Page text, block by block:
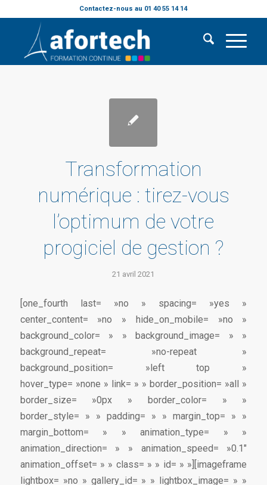
Contactez-nous au 01 40 55 14 14
Transformation
numérique : tirez-vous
l’optimum de votre
progiciel de gestion ?
21 avril 2021
[one_fourth last= »no » spacing= »yes »
center_content= »no » hide_on_mobile= »no »
background_color= » » background_image= » »
background_repeat= »no-repeat »
background_position= »left top »
hover_type= »none » link= » » border_position= »all »
border_size= »0px » border_color= » »
border_style= » » padding= » » margin_top= » »
margin_bottom= » » animation_type= » »
animation_direction= » » animation_speed= »0.1″
animation_offset= » » class= » » id= » »][imageframe
lightbox= »no » gallery_id= » » lightbox_image= » »